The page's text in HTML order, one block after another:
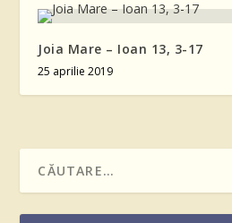
Joia Mare – Ioan 13, 3-17
25 aprilie 2019